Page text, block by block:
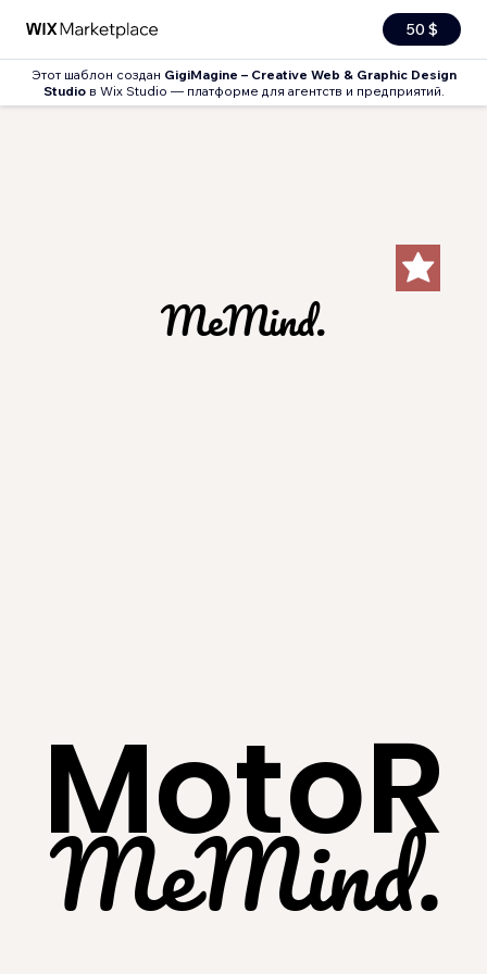
50 $
Этот шаблон создан GigiMagine – Creative Web & Graphic Design
Studioв Wix Studio — платформе для агентств и предприятий.